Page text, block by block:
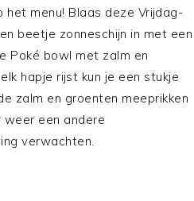
het menu! Blaas deze Vrijdag-
beetje zonneschijn in met een
Poké bowl met zalm en
hapje rijst kun je een stukje
zalm en groenten meeprikken
weer een andere
verwachten.